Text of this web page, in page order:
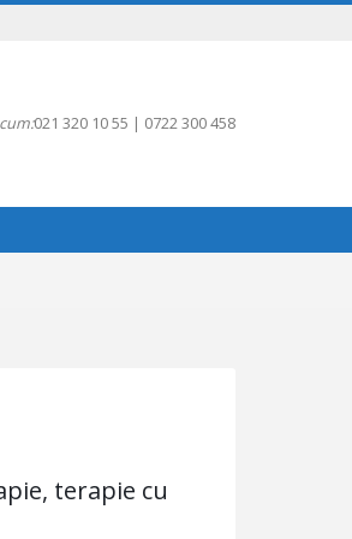
021 320 10 55 | 0722 300 458
terapie cu